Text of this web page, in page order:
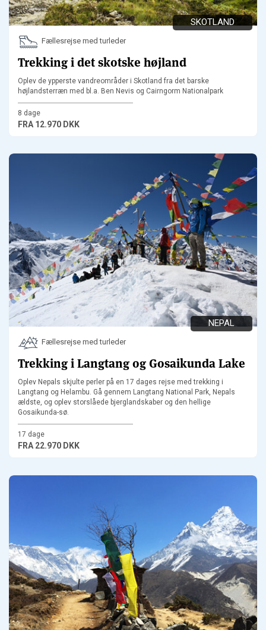
SKOTLAND
Fællesrejse med turleder
Trekking i det skotske højland
Oplev de ypperste vandreområder i Skotland fra det barske
højlandsterræn med bl.a. Ben Nevis og Cairngorm Nationalpark
8 dage
FRA 12.970 DKK
NEPAL
Fællesrejse med turleder
Trekking i Langtang og Gosaikunda Lake
Oplev Nepals skjulte perler på en 17 dages rejse med trekking i
Langtang og Helambu. Gå gennem Langtang National Park, Nepals
ældste, og oplev storslåede bjerglandskaber og den hellige
Gosaikunda-sø.
17 dage
FRA 22.970 DKK